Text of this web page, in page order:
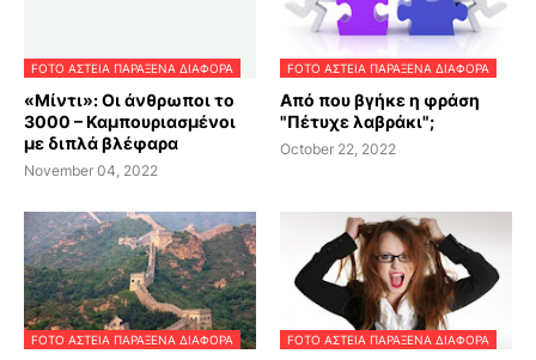
FOTO ΑΣΤΕΙΑ ΠΑΡΑΞΕΝΑ ΔΙΑΦΟΡΑ
«Μίντι»: Oι άνθρωποι το
3000 – Καμπουριασμένοι
με διπλά βλέφαρα
November 04, 2022
FOTO ΑΣΤΕΙΑ ΠΑΡΑΞΕΝΑ ΔΙΑΦΟΡΑ
Από που βγήκε η φράση
"Πέτυχε λαβράκι";
October 22, 2022
FOTO ΑΣΤΕΙΑ ΠΑΡΑΞΕΝΑ ΔΙΑΦΟΡΑ FOTO ΑΣΤΕΙΑ ΠΑΡΑΞΕΝΑ ΔΙΑΦΟΡΑ